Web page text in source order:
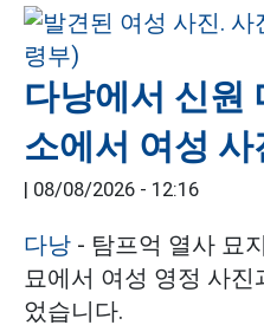
다낭에서 신원
소에서 여성 사
| 08/08/2026 - 12:16
다낭 - 탐프억 열사 묘
묘에서 여성 영정 사진
었습니다.